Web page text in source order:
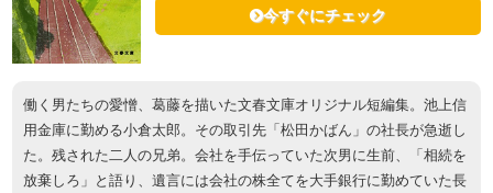
今すぐにチェック
働く男たちの愛憎、葛藤を描いた文春文庫オリジナル短編集。池上信
用金庫に勤める小倉太郎。その取引先「松田かばん」の社長が急逝し
た。残された二人の兄弟。会社を手伝っていた次男に生前、「相続を
放棄しろ」と語り、遺言には会社の株全てを大手銀行に勤めていた長